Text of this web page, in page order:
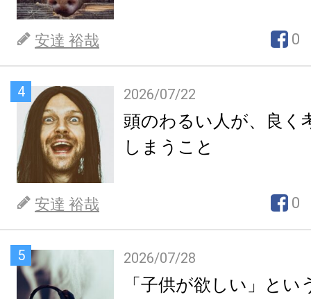
安達 裕哉 0
4 2026/07/22
頭のわるい人が、良く
しまうこと
安達 裕哉 0
5 2026/07/28
「子供が欲しい」とい